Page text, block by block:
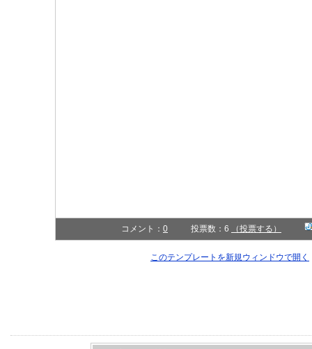
コメント： 0 投票数：6 （投票する）
このテンプレートを新規ウィンドウで開